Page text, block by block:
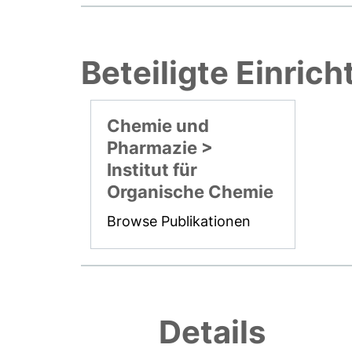
Beteiligte
Chemie und
Pharmazie >
Institut für
Organische Chemie
Browse Publikationen
Details